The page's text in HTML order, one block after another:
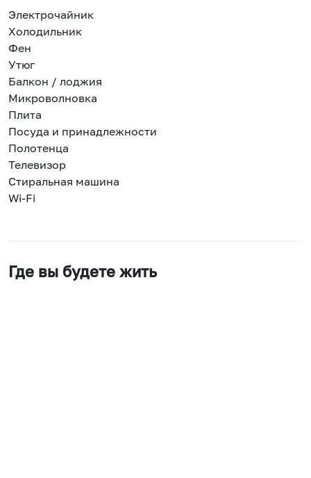
Электрочайник
Холодильник
Фен
Утюг
Балкон / лоджия
Микроволновка
Плита
Посуда и принадлежности
Полотенца
Телевизор
Стиральная машина
Wi-Fi
Где вы будете жить